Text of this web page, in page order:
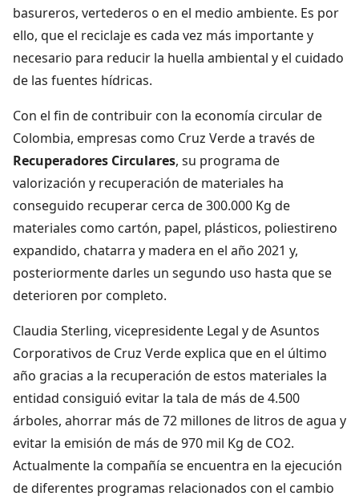
basureros, vertederos o en el medio ambiente. Es por
ello, que el reciclaje es cada vez más importante y
necesario para reducir la huella ambiental y el cuidado
de las fuentes hídricas.
Con el fin de contribuir con la economía circular de
Colombia, empresas como Cruz Verde a través de
Recuperadores Circulares, su programa de
valorización y recuperación de materiales ha
conseguido recuperar cerca de 300.000 Kg de
materiales como cartón, papel, plásticos, poliestireno
expandido, chatarra y madera en el año 2021 y,
posteriormente darles un segundo uso hasta que se
deterioren por completo.
Claudia Sterling, vicepresidente Legal y de Asuntos
Corporativos de Cruz Verde explica que en el último
año gracias a la recuperación de estos materiales la
entidad consiguió evitar la tala de más de 4.500
árboles, ahorrar más de 72 millones de litros de agua y
evitar la emisión de más de 970 mil Kg de CO2.
Actualmente la compañía se encuentra en la ejecución
de diferentes programas relacionados con el cambio